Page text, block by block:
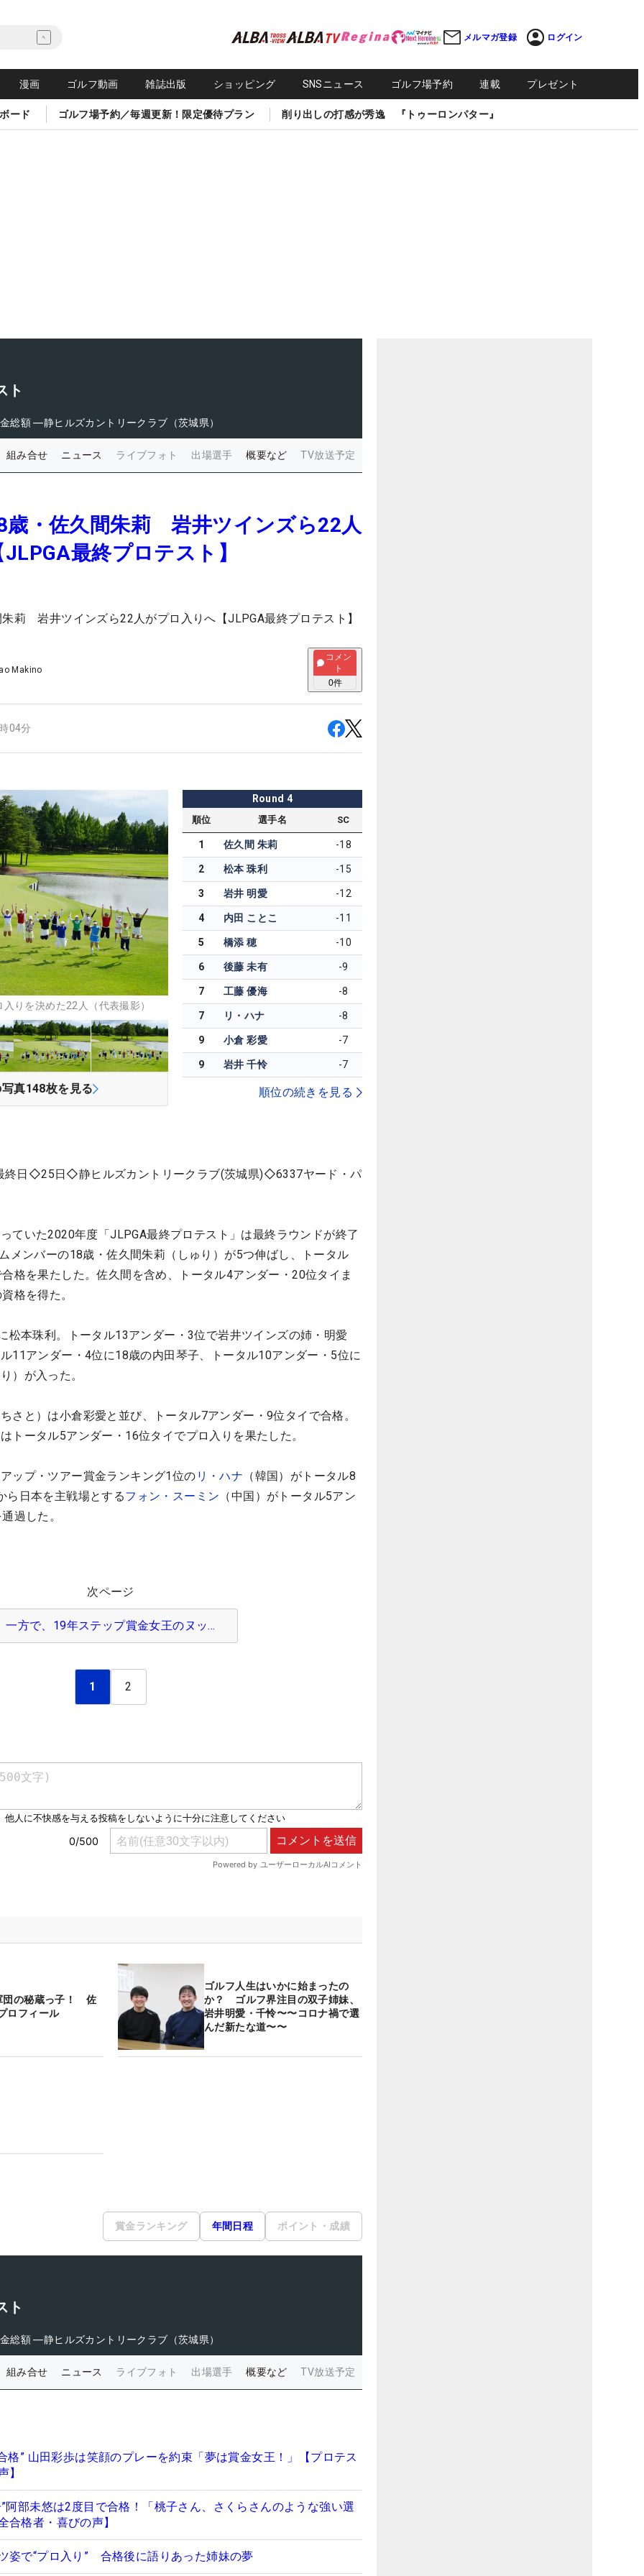
メルマガ登録 ログイン
漫画 ゴルフ動画 雑誌出版 ショッピング SNSニュース ゴルフ場予約 連載 プレゼント
ード ゴルフ場予約／毎週更新！限定優待プラン 削り出しの打感が秀逸 『トゥーロンパター』
ト
総額 ―静ヒルズカントリークラブ（茨城県）
組み合せ ニュース ライブフォト 出場選手 概要など TV放送予定
歳・佐久間朱莉 岩井ツインズら22人
最終プロテスト】
莉 岩井ツインズら22人がプロ入りへ【JLPGA最終プロテスト】
Makino
コメン
ト
0件
04分
りを決めた22人（代表撮影）
真148枚を見る
Round 4
順位 選手名 SC
1 佐久間 朱莉 -18
2 松本 珠利 -15
3 岩井 明愛 -12
4 内田 ことこ -11
5 橋添 穂 -10
6 後藤 未有 -9
7 工藤 優海 -8
7 リ・ハナ -8
9 小倉 彩愛 -7
9 岩井 千怜 -7
順位の続きを見る
終日◇25日◇静ヒルズカントリークラブ(茨城県)◇6337ヤード・パ
ていた2020年度「JLPGA最終プロテスト」は最終ラウンドが終了
メンバーの18歳・佐久間朱莉（しゅり）が5つ伸ばし、トータル
格を果たした。佐久間を含め、トータル4アンダー・20位タイま
格を得た。
松本珠利。トータル13アンダー・3位で岩井ツインズの姉・明愛
11アンダー・4位に18歳の内田琴子、トータル10アンダー・5位に
）が入った。
さと）は小倉彩愛と並び、トータル7アンダー・9位タイで合格。
トータル5アンダー・16位タイでプロ入りを果たした。
ップ・ツアー賞金ランキング1位の リ・ハナ （韓国）がトータル8
ら日本を主戦場とするフォン・スーミン （中国）がトータル5アン
過した。
次ページ
一方で、19年ステップ賞金女王のヌッ…
1 2
団の秘蔵っ子！ 佐
ロフィール
ゴルフ人生はいかに始まったの
か？ ゴルフ界注目の双子姉妹、
岩井明愛・千怜〜〜コロナ禍で選
んだ新たな道〜〜
賞金ランキング 年間日程 ポイント・成績
ト
総額 ―静ヒルズカントリークラブ（茨城県）
組み合せ ニュース ライブフォト 出場選手 概要など TV放送予定
格” 山田彩歩は笑顔のプレーを約束「夢は賞金女王！」【プロテス
】
阿部未悠は2度目で合格！「桃子さん、さくらさんのような強い選
合格者・喜びの声】
姿で“プロ入り” 合格後に語りあった姉妹の夢